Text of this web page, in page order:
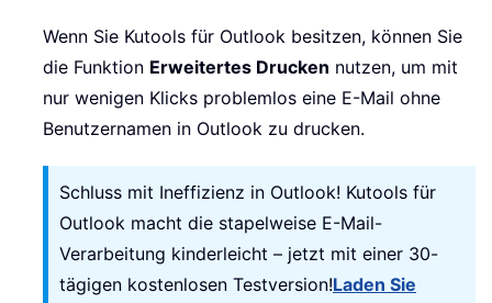
Wenn Sie Kutools für Outlook besitzen, können Sie
die Funktion Erweitertes Drucken nutzen, um mit
nur wenigen Klicks problemlos eine E-Mail ohne
Benutzernamen in Outlook zu drucken.
Schluss mit Ineffizienz in Outlook! Kutools für
Outlook macht die stapelweise E-Mail-
Verarbeitung kinderleicht – jetzt mit einer 30-
tägigen kostenlosen Testversion!Laden Sie